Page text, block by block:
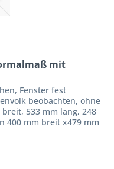
mit
Fenster fest
beobachten, ohne
533 mm lang, 248
400 mm breit x479 mm